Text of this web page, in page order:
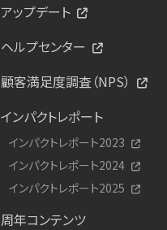
アップデート
ヘルプセンター
顧客満足度調査（NPS）
インパクトレポート
インパクトレポート2023
インパクトレポート2024
インパクトレポート2025
周年コンテンツ